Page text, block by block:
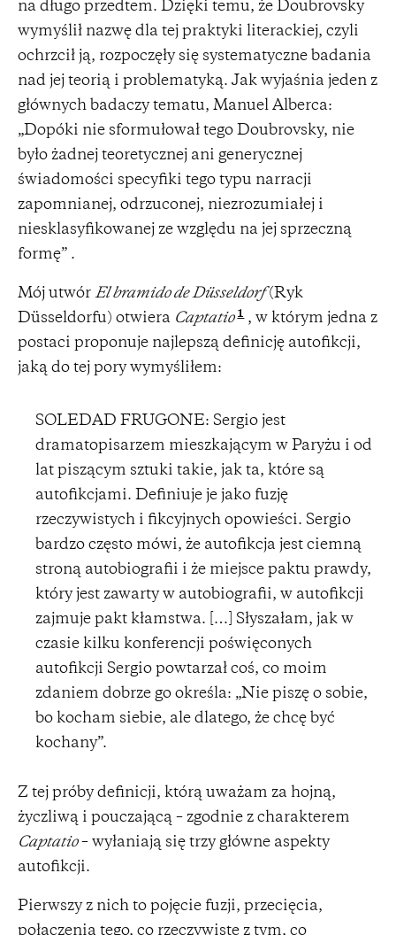
na długo przedtem. Dzięki temu, że Doubrovsky
wymyślił nazwę dla tej praktyki literackiej, czyli
ochrzcił ją, rozpoczęły się systematyczne badania
nad jej teorią i problematyką. Jak wyjaśnia jeden z
głównych badaczy tematu, Manuel Alberca:
„Dopóki nie sformułował tego Doubrovsky, nie
było żadnej teoretycznej ani generycznej
świadomości specyfiki tego typu narracji
zapomnianej, odrzuconej, niezrozumiałej i
niesklasyfikowanej ze względu na jej sprzeczną
formę” .
Mój utwór El bramido de Düsseldorf(Ryk
Düsseldorfu) otwiera Captatio 1 , w którym jedna z
postaci proponuje najlepszą definicję autofikcji,
jaką do tej pory wymyśliłem:
SOLEDAD FRUGONE: Sergio jest
dramatopisarzem mieszkającym w Paryżu i od
lat piszącym sztuki takie, jak ta, które są
autofikcjami. Definiuje je jako fuzję
rzeczywistych i fikcyjnych opowieści. Sergio
bardzo często mówi, że autofikcja jest ciemną
stroną autobiografii i że miejsce paktu prawdy,
który jest zawarty w autobiografii, w autofikcji
zajmuje pakt kłamstwa. […] Słyszałam, jak w
czasie kilku konferencji poświęconych
autofikcji Sergio powtarzał coś, co moim
zdaniem dobrze go określa: „Nie piszę o sobie,
bo kocham siebie, ale dlatego, że chcę być
kochany”.
Z tej próby definicji, którą uważam za hojną,
życzliwą i pouczającą – zgodnie z charakterem
Captatio– wyłaniają się trzy główne aspekty
autofikcji.
Pierwszy z nich to pojęcie fuzji, przecięcia,
połączenia tego, co rzeczywiste z tym, co